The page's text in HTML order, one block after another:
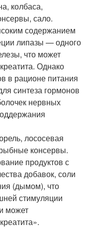
колбаса,
сало.
содержанием
липазы — одного
что может
Однако
в рационе питания
синтеза гормонов
нервных
лососевая
консервы.
продуктов с
добавок, соли
(дымом), что
стимуляции
может